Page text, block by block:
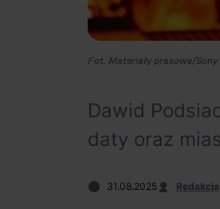
Fot. Materiały prasowe/
Dawid
daty oraz
31.08.2025 Redakcja